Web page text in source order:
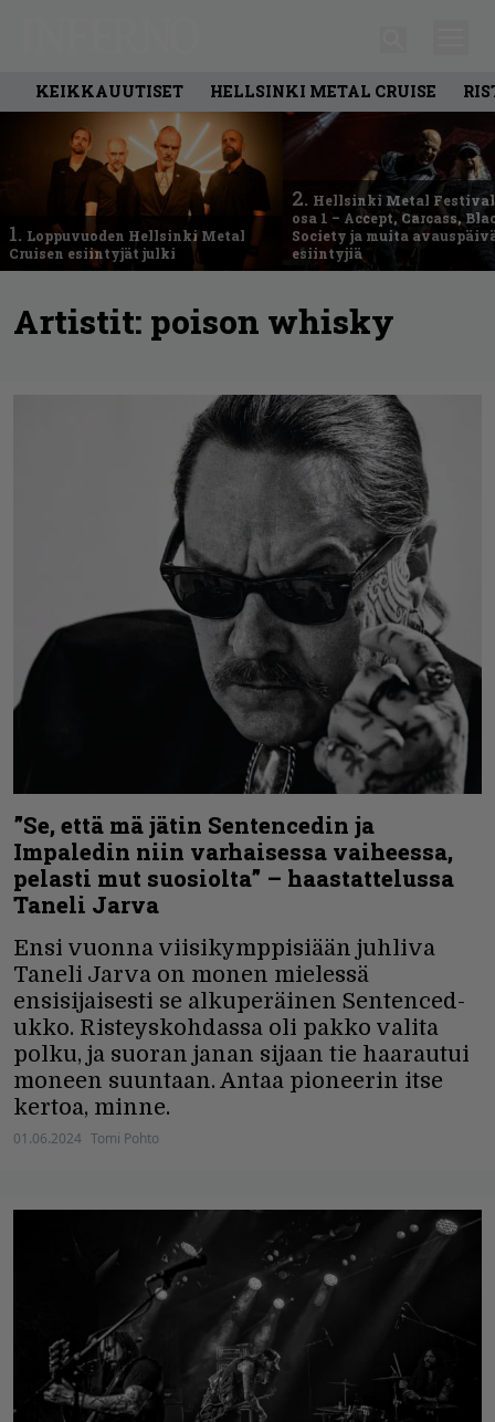
KEIKKAUUTISET HELLSINKI METAL CRUISE
1. Loppuvuoden Hellsinki Metal
Cruisen esiintyjät julki
2. Hellsinki Metal
osa 1 – Accept, Carcass,
Society ja muita
esiintyjiä
Artistit: poison whisky
”Se, että mä jätin Sentencedin ja
Impaledin niin varhaisessa vaiheessa,
pelasti mut suosiolta” – haastattelussa
Taneli Jarva
Ensi vuonna viisikymppisiään juhliva
Taneli Jarva on monen mielessä
ensisijaisesti se alkuperäinen Sentenced-
ukko. Risteyskohdassa oli pakko valita
polku, ja suoran janan sijaan tie haarautui
moneen suuntaan. Antaa pioneerin itse
kertoa, minne.
01.06.2024 Tomi Pohto